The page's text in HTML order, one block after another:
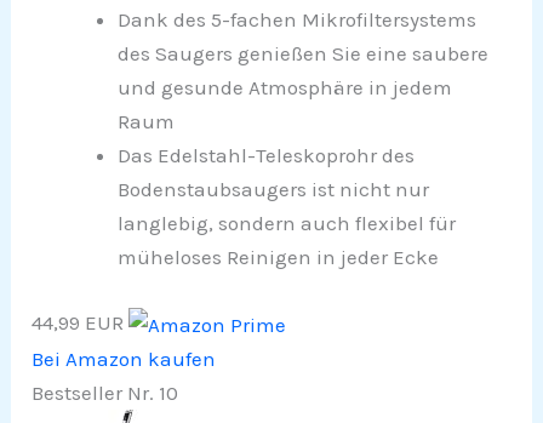
Dank des 5-fachen Mikrofiltersystems
des Saugers genießen Sie eine saubere
und gesunde Atmosphäre in jedem
Raum
Das Edelstahl-Teleskoprohr des
Bodenstaubsaugers ist nicht nur
langlebig, sondern auch flexibel für
müheloses Reinigen in jeder Ecke
44,99 EUR
Bei Amazon kaufen
Bestseller Nr. 10